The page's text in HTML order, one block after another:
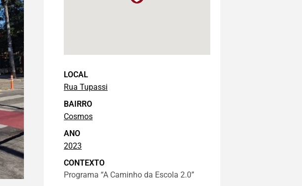
LOCAL
Rua Tupassi
BAIRRO
Cosmos
ANO
2023
CONTEXTO
Programa “A Caminho da Escola 2.0”